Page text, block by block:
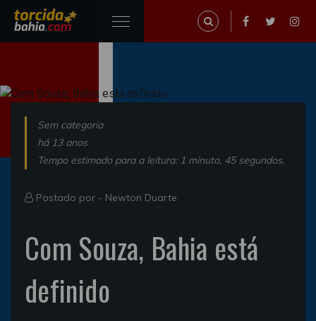
Sem categoria
há 13 anos
Tempo estimado para a leitura: 1 minuto, 45 segundos.
Postado por - Newton Duarte
Com Souza, Bahia está
definido